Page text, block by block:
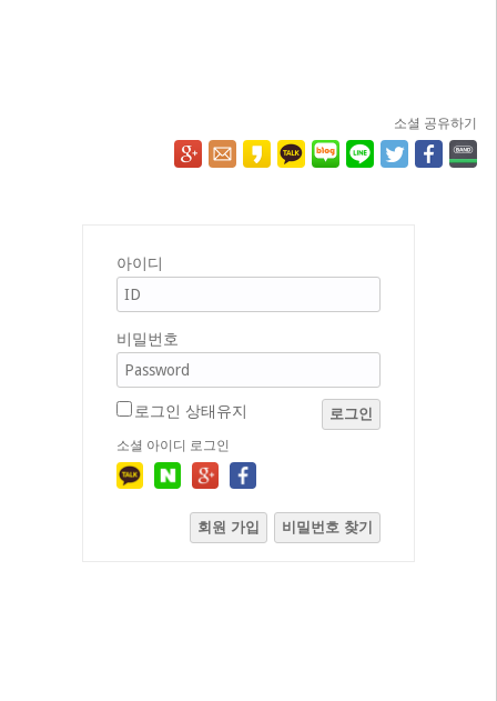
소셜 공유하기
아이디
비밀번호
로그인 상태유지 로그인
소셜 아이디 로그인
회원 가입 비밀번호 찾기